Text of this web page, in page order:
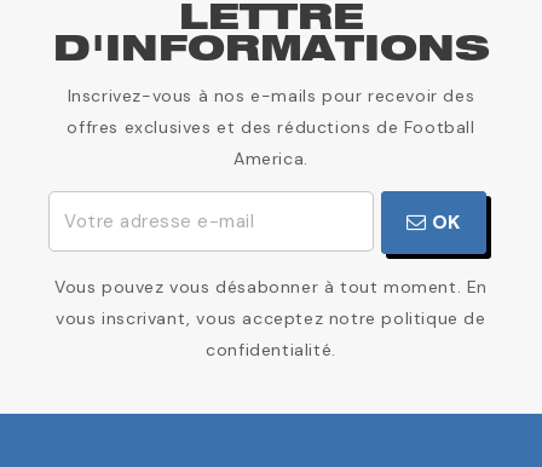
LETTRE
D'INFORMATIONS
Inscrivez-vous à nos e-mails pour recevoir des
offres exclusives et des réductions de Football
America.
OK
Vous pouvez vous désabonner à tout moment. En
vous inscrivant, vous acceptez notre politique de
confidentialité.